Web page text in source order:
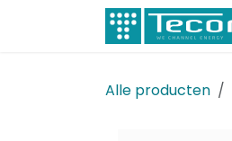
Overslaan naar inhoud
Alle producten